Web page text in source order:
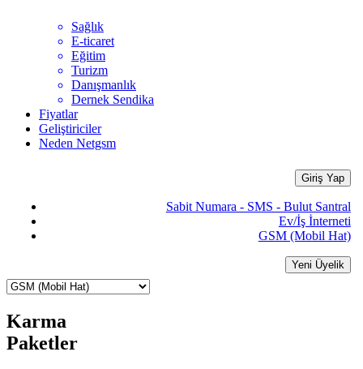
Sağlık
E-ticaret
Eğitim
Turizm
Danışmanlık
Dernek Sendika
Fiyatlar
Geliştiriciler
Neden Netgsm
Giriş Yap
Sabit Numara - SMS - Bulut Santral
Ev/İş İnterneti
GSM (Mobil Hat)
Yeni Üyelik
Karma
Paketler